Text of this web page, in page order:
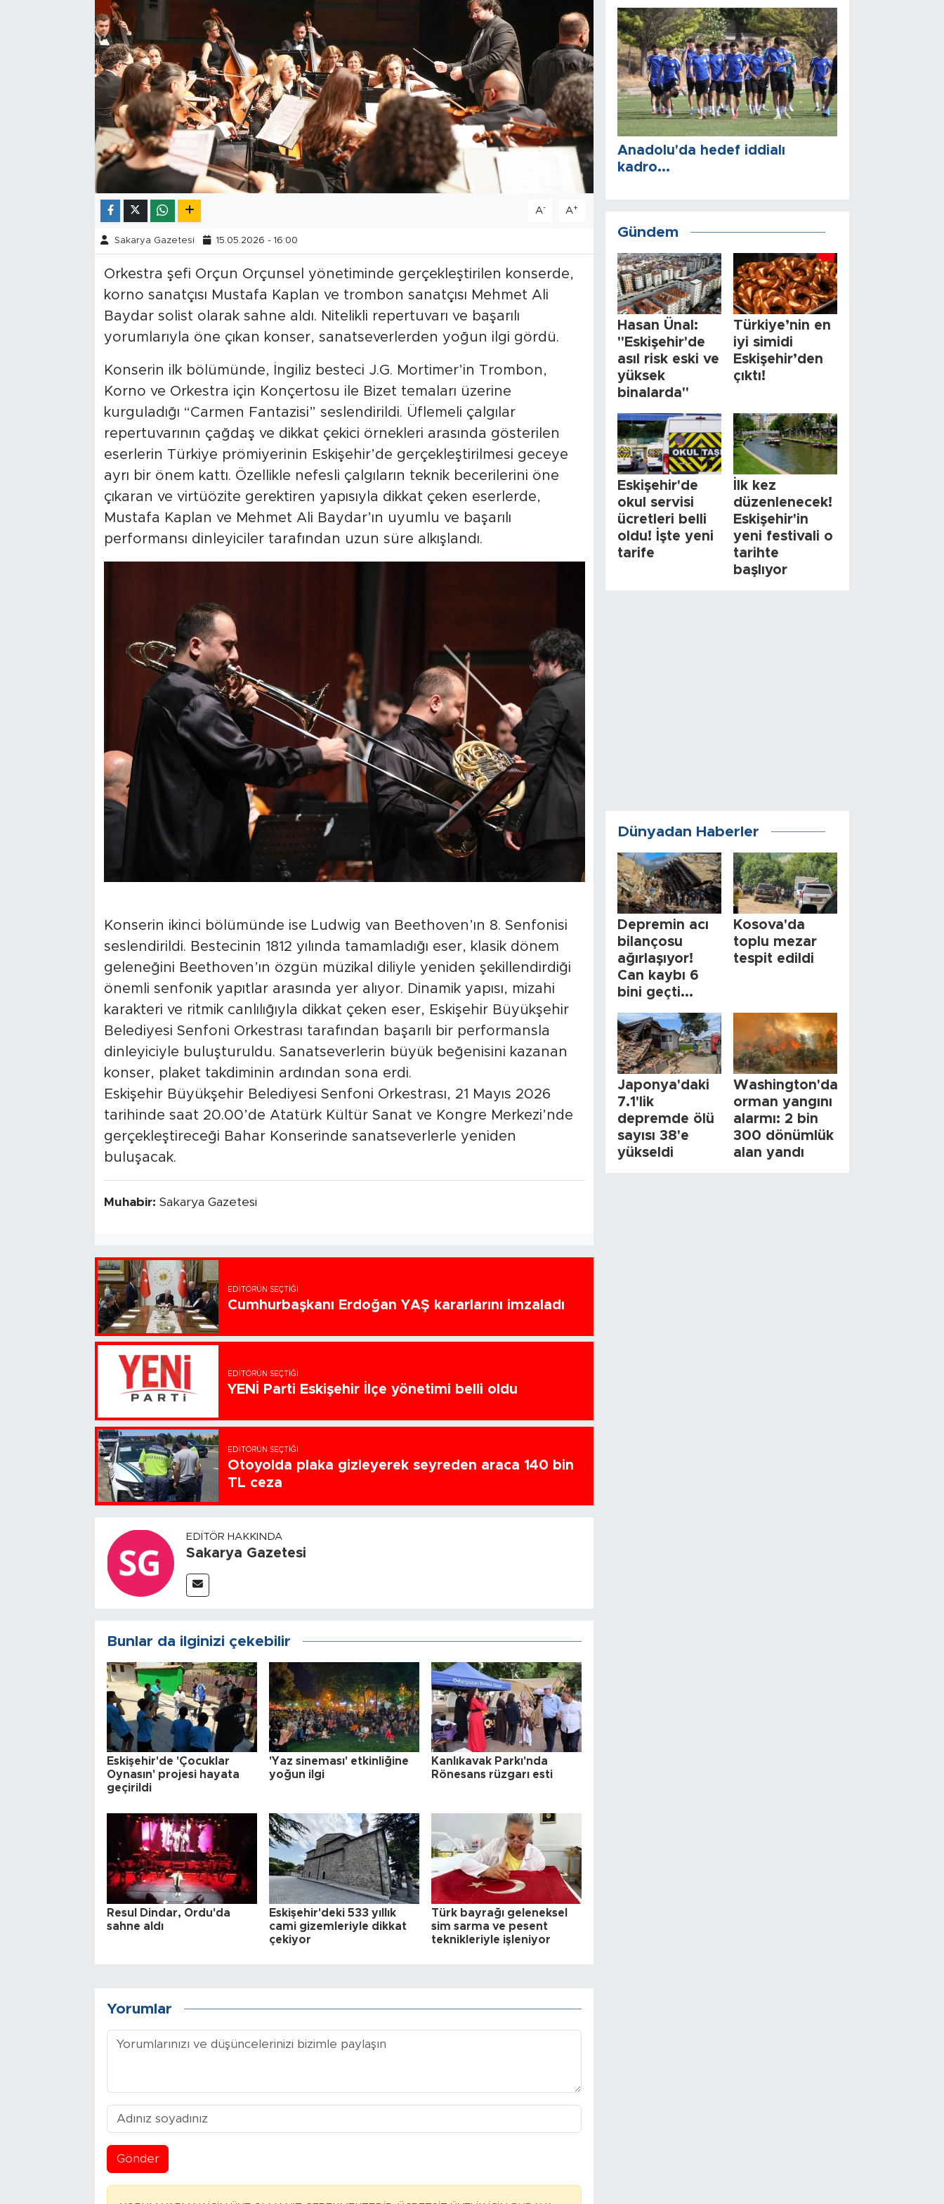
A- A+
Sakarya Gazetesi 15.05.2026 - 16:00
Orkestra şefi Orçun Orçunsel yönetiminde gerçekleştirilen konserde,
korno sanatçısı Mustafa Kaplan ve trombon sanatçısı Mehmet Ali
Baydar solist olarak sahne aldı. Nitelikli repertuvarı ve başarılı
yorumlarıyla öne çıkan konser, sanatseverlerden yoğun ilgi gördü.
Konserin ilk bölümünde, İngiliz besteci J.G. Mortimer’in Trombon,
Korno ve Orkestra için Konçertosu ile Bizet temaları üzerine
kurguladığı “Carmen Fantazisi” seslendirildi. Üflemeli çalgılar
repertuvarının çağdaş ve dikkat çekici örnekleri arasında gösterilen
eserlerin Türkiye prömiyerinin Eskişehir’de gerçekleştirilmesi geceye
ayrı bir önem kattı. Özellikle nefesli çalgıların teknik becerilerini öne
çıkaran ve virtüözite gerektiren yapısıyla dikkat çeken eserlerde,
Mustafa Kaplan ve Mehmet Ali Baydar’ın uyumlu ve başarılı
performansı dinleyiciler tarafından uzun süre alkışlandı.
Konserin ikinci bölümünde ise Ludwig van Beethoven’ın 8. Senfonisi
seslendirildi. Bestecinin 1812 yılında tamamladığı eser, klasik dönem
geleneğini Beethoven’ın özgün müzikal diliyle yeniden şekillendirdiği
önemli senfonik yapıtlar arasında yer alıyor. Dinamik yapısı, mizahi
karakteri ve ritmik canlılığıyla dikkat çeken eser, Eskişehir Büyükşehir
Belediyesi Senfoni Orkestrası tarafından başarılı bir performansla
dinleyiciyle buluşturuldu. Sanatseverlerin büyük beğenisini kazanan
konser, plaket takdiminin ardından sona erdi.
Eskişehir Büyükşehir Belediyesi Senfoni Orkestrası, 21 Mayıs 2026
tarihinde saat 20.00’de Atatürk Kültür Sanat ve Kongre Merkezi’nde
gerçekleştireceği Bahar Konserinde sanatseverlerle yeniden
buluşacak.
Muhabir: Sakarya Gazetesi
EDITÖRÜN SEÇTIĞI
Cumhurbaşkanı Erdoğan YAŞ kararlarını imzaladı
EDITÖRÜN SEÇTIĞI
YENİ Parti Eskişehir İlçe yönetimi belli oldu
EDITÖRÜN SEÇTIĞI
Otoyolda plaka gizleyerek seyreden araca 140 bin
TL ceza
EDITÖR HAKKINDA
Sakarya Gazetesi
Bunlar da ilginizi çekebilir
Eskişehir'de 'Çocuklar
Oynasın' projesi hayata
geçirildi
'Yaz sineması' etkinliğine
yoğun ilgi
Kanlıkavak Parkı'nda
Rönesans rüzgarı esti
Resul Dindar, Ordu'da
sahne aldı
Eskişehir'deki 533 yıllık
cami gizemleriyle dikkat
çekiyor
Türk bayrağı geleneksel
sim sarma ve pesent
teknikleriyle işleniyor
Yorumlar
Gönder
Anadolu'da hedef iddialı
kadro...
Gündem
Hasan Ünal:
"Eskişehir'de
asıl risk eski ve
yüksek
binalarda"
Türkiye’nin en
iyi simidi
Eskişehir’den
çıktı!
Eskişehir'de
okul servisi
ücretleri belli
oldu! İşte yeni
tarife
İlk kez
düzenlenecek!
Eskişehir'in
yeni festivali o
tarihte
başlıyor
Dünyadan Haberler
Depremin acı
bilançosu
ağırlaşıyor!
Can kaybı 6
bini geçti...
Kosova'da
toplu mezar
tespit edildi
Japonya'daki
7.1'lik
depremde ölü
sayısı 38'e
yükseldi
Washington'da
orman yangını
alarmı: 2 bin
300 dönümlük
alan yandı
Resmi İlanlar
Foto Şaka